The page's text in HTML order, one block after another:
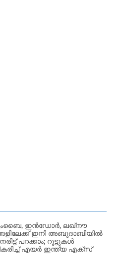
ഇൻഡോർ, ലഖ്നൗ
ഇനി അബുദാബിയിൽ
പറക്കാം; റൂട്ടുകൾ
എയർ ഇന്ത്യ എക്സ്